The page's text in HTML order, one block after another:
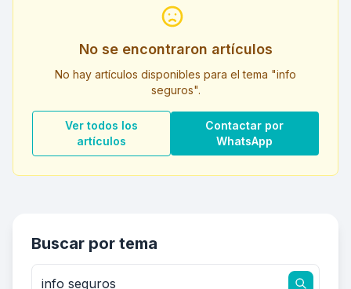
No se encontraron artículos
No hay artículos disponibles para el tema "info
seguros".
Ver todos los
artículos
Contactar por
WhatsApp
Buscar por tema